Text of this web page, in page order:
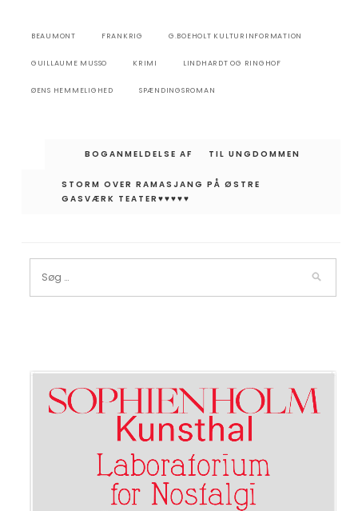
BEAUMONT FRANKRIG G.BOEHOLT KULTURINFORMATION
GUILLAUME MUSSO KRIMI LINDHARDT OG RINGHOF
ØENS HEMMELIGHED SPÆNDINGSROMAN
Indlægsnavigation
BOGANMELDELSE AF TIL UNGDOMMEN
STORM OVER RAMASJANG PÅ ØSTRE
GASVÆRK TEATER♥︎♥︎♥︎♥︎♥︎